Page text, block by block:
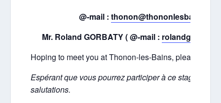
@-mail :
Mr. Roland GORBATY ( @-mail :
Hoping to meet you at Thonon-les-Bains, please
Espérant que vous pourrez participer à ce stage,
salutations.